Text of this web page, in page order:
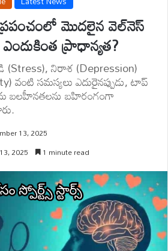
ప్రపంచంలో మొదలైన వెల్‌నెస్
ప్రాధాన్యత?
(Stress), నిరాశ (Depression)
వంటి సమస్యలు ఎదురైనప్పుడు, టాప్
బలహీనతలను బహిరంగంగా
13, 2025
2025
1 minute read